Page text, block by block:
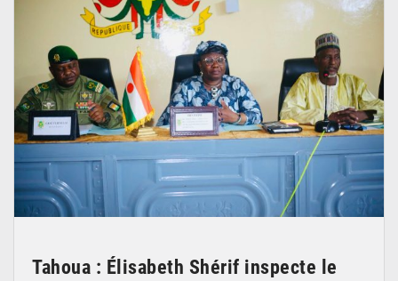
Tahoua : Élisabeth Shérif inspecte le